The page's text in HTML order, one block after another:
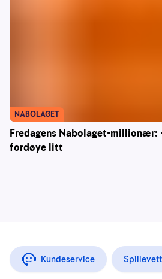
Fredagens Nabolaget-millionær:
fordøye litt
NABOLAGET
Kundeservice Spillevett